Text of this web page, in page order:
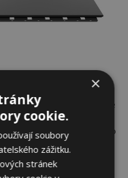
oblíbených barvách, které
antracitové,
v trojím vydání, to
přizpůsobit svému
střešní krytina
anebo s prolisy. Střešní
×
cookie.
soubory
zážitku.
stránek